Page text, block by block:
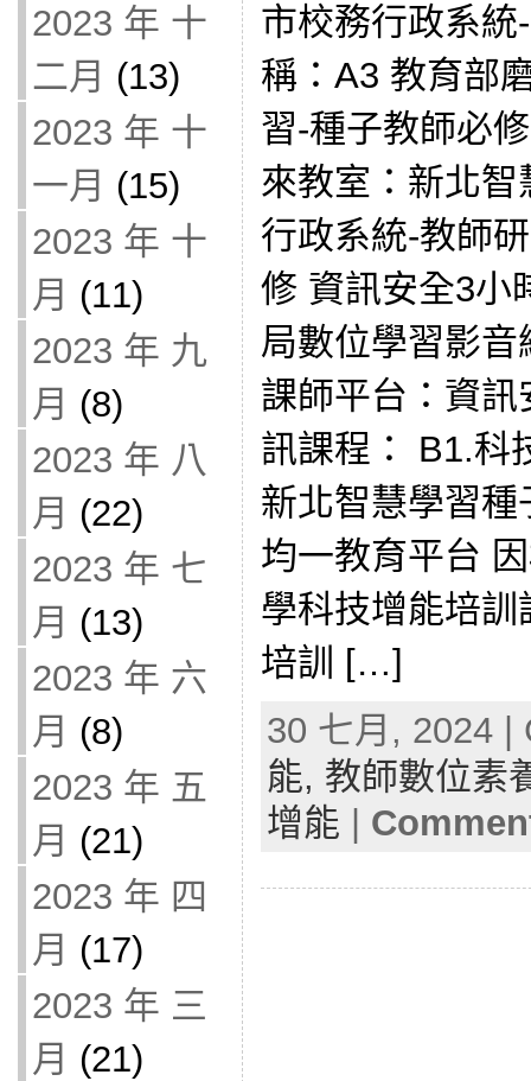
2023 年 十
二月 (13)
2023 年 十
一月 (15)
2023 年 十
月 (11)
2023 年 九
月 (8)
2023 年 八
月 (22)
2023 年 七
月 (13)
2023 年 六
月 (8)
2023 年 五
月 (21)
2023 年 四
月 (17)
2023 年 三
月 (21)
市校務行政系
稱：A3 教育部
習-種子教師必
來教室：新北
行政系統-教師
修 資訊安全3小
局數位學習影
課師平台：資
訊課程： B1.科
新北智慧學習
均一教育平台
學科技增能培
培訓 […]
30 七月, 2024
能, 教師數位素
增能